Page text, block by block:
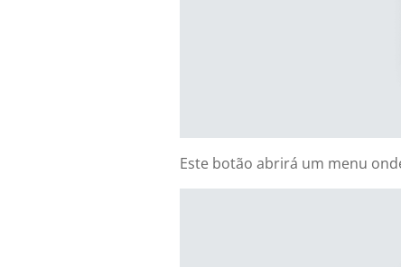
Este botão abrirá um menu